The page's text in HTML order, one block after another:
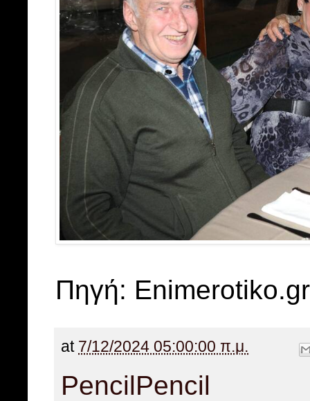
Πηγή: Enimerotiko.gr
at 7/12/2024 05:00:00 π.μ.
PencilPencil